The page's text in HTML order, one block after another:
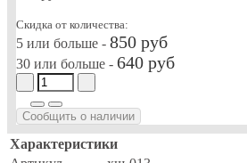
Скидка от количества:
5 или больше - 850 руб
30 или больше - 640 руб
Сообщить о наличии
Характеристики